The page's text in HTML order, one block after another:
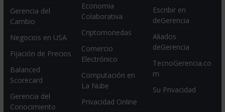
Gerencia del
Cambio
Negocios en USA
Fijación de Precios
Balanced
Scorecard
Gerencia del
Conocimiento
Economia
Colaborativa
Criptomonedas
Comercio
Electrónico
Computación en
La Nube
Privacidad Online
Escribir en
deGerencia
Aliados
deGerencia
TecnoGerencia.co
m
Su Privacidad